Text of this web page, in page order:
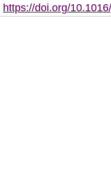
https://doi.org/